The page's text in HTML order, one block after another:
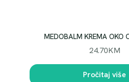
MEDOBALM KREMA OKO
24.70KM
Pročitaj više